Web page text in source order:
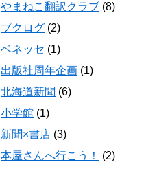
やまねこ翻訳クラブ (8)
ブクログ (2)
ベネッセ (1)
出版社周年企画 (1)
北海道新聞 (6)
小学館 (1)
新聞×書店 (3)
本屋さんへ行こう！
(2)